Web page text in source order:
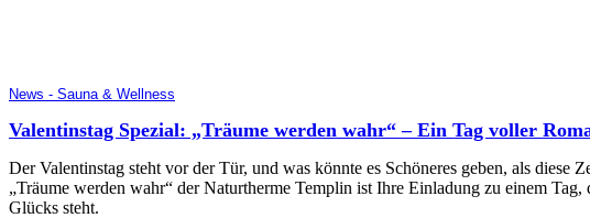
News - Sauna & Wellness
Valentinstag Spezial: „Träume werden wahr“ – Ein Tag voller
Der Valentinstag steht vor der Tür, und was könnte es Schöneres geben, als
„Träume werden wahr“ der Naturtherme Templin ist Ihre Einladung zu einem
Glücks steht.